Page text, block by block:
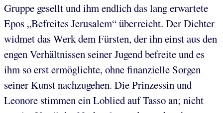
Gruppe gesellt und ihm endlich das lang erwartete
Epos „Befreites Jerusalem“ überreicht. Der Dichter
widmet das Werk dem Fürsten, der ihn einst aus den
engen Verhältnissen seiner Jugend befreite und es
ihm so erst ermöglichte, ohne finanzielle Sorgen
seiner Kunst nachzugehen. Die Prinzessin und
Leonore stimmen ein Loblied auf Tasso an; nicht